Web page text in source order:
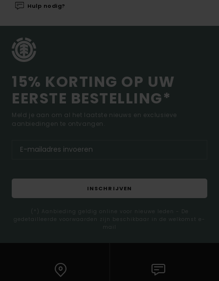
Hulp nodig?
15% KORTING OP UW
EERSTE BESTELLING*
Meld je aan om al het laatste nieuws en exclusieve
aanbiedingen te ontvangen.
INSCHRIJVEN
(*) Aanbieding geldig online voor nieuwe leden - De
gedetailleerde voorwaarden zijn beschikbaar in de welkomst e-
mail